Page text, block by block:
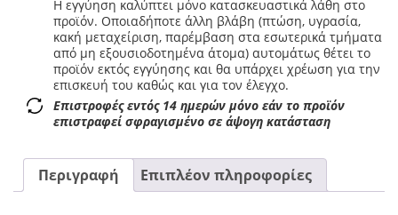
Η εγγύηση καλύπτει μόνο κατασκευαστικά λάθη στο
προϊόν. Οποιαδήποτε άλλη βλάβη (πτώση, υγρασία,
κακή μεταχείριση, παρέμβαση στα εσωτερικά τμήματα
από μη εξουσιοδοτημένα άτομα) αυτομάτως θέτει το
προϊόν εκτός εγγύησης και θα υπάρχει χρέωση για την
επισκευή του καθώς και για τον έλεγχο.
Επιστροφές εντός 14 ημερών μόνο εάν το προϊόν
επιστραφεί σφραγισμένο σε άψογη κατάσταση
Περιγραφή Επιπλέον πληροφορίες